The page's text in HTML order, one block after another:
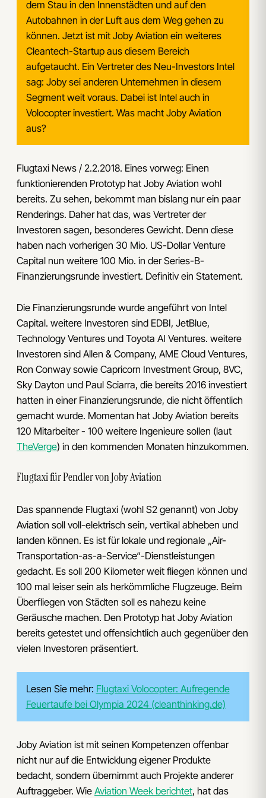
dem Stau in den Innenstädten und auf den
Autobahnen in der Luft aus dem Weg gehen zu
können. Jetzt ist mit Joby Aviation ein weiteres
Cleantech-Startup aus diesem Bereich
aufgetaucht. Ein Vertreter des Neu-Investors Intel
sag: Joby sei anderen Unternehmen in diesem
Segment weit voraus. Dabei ist Intel auch in
Volocopter investiert. Was macht Joby Aviation
aus?
Flugtaxi News / 2.2.2018. Eines vorweg: Einen
funktionierenden Prototyp hat Joby Aviation wohl
bereits. Zu sehen, bekommt man bislang nur ein paar
Renderings. Daher hat das, was Vertreter der
Investoren sagen, besonderes Gewicht. Denn diese
haben nach vorherigen 30 Mio. US-Dollar Venture
Capital nun weitere 100 Mio. in der Series-B-
Finanzierungsrunde investiert. Definitiv ein Statement.
Die Finanzierungsrunde wurde angeführt von Intel
Capital. weitere Investoren sind EDBI, JetBlue,
Technology Ventures und Toyota AI Ventures. weitere
Investoren sind Allen & Company, AME Cloud Ventures,
Ron Conway sowie Capricorn Investment Group, 8VC,
Sky Dayton und Paul Sciarra, die bereits 2016 investiert
hatten in einer Finanzierungsrunde, die nicht öffentlich
gemacht wurde. Momentan hat Joby Aviation bereits
120 Mitarbeiter - 100 weitere Ingenieure sollen (laut
TheVerge) in den kommenden Monaten hinzukommen.
Flugtaxi für Pendler von Joby Aviation
Das spannende Flugtaxi (wohl S2 genannt) von Joby
Aviation soll voll-elektrisch sein, vertikal abheben und
landen können. Es ist für lokale und regionale „Air-
Transportation-as-a-Service“-Dienstleistungen
gedacht. Es soll 200 Kilometer weit fliegen können und
100 mal leiser sein als herkömmliche Flugzeuge. Beim
Überfliegen von Städten soll es nahezu keine
Geräusche machen. Den Prototyp hat Joby Aviation
bereits getestet und offensichtlich auch gegenüber den
vielen Investoren präsentiert.
Lesen Sie mehr: Flugtaxi Volocopter: Aufregende
Feuertaufe bei Olympia 2024 (cleanthinking.de)
Joby Aviation ist mit seinen Kompetenzen offenbar
nicht nur auf die Entwicklung eigener Produkte
bedacht, sondern übernimmt auch Projekte anderer
Auftraggeber. Wie Aviation Week berichtet, hat das